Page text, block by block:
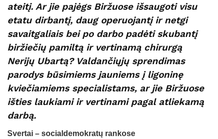
ateitį. Ar jie pajėgs Biržuose išsaugoti visu
etatu dirbantį, daug operuojantį ir netgi
savaitgaliais bei po darbo padėti skubantį
biržiečių pamiltą ir vertinamą chirurgą
Nerijų Ubartą? Valdančiųjų sprendimas
parodys būsimiems jauniems į ligoninę
kviečiamiems specialistams, ar jie Biržuose
išties laukiami ir vertinami pagal atliekamą
darbą.
Svertai – socialdemokratų rankose